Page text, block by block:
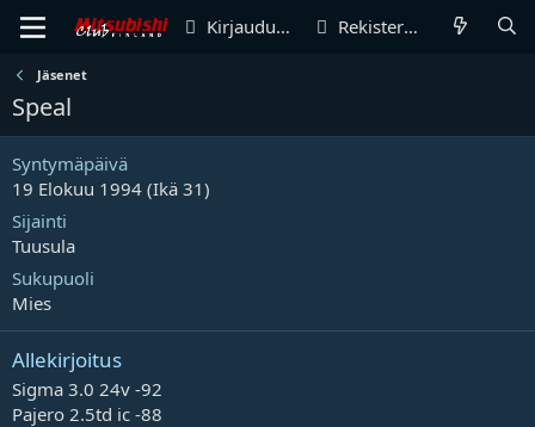
Kirjaudu sisään Rekisteröidy
Jäsenet
Speal
Syntymäpäivä
19 Elokuu 1994 (Ikä 31)
Sijainti
Tuusula
Sukupuoli
Mies
Allekirjoitus
Sigma 3.0 24v -92
Pajero 2.5td ic -88